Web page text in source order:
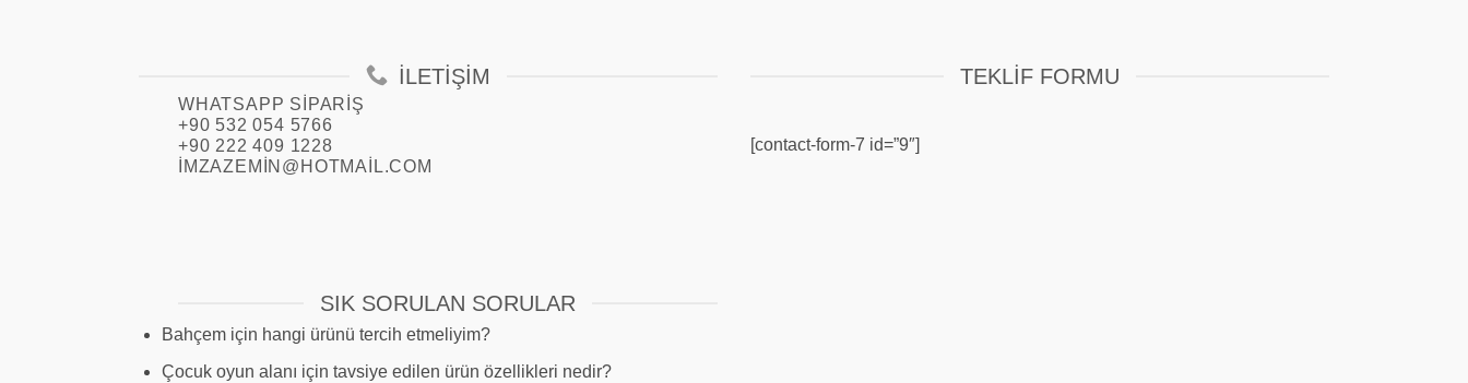
İLETIŞIM
WHATSAPP SIPARIŞ
+90 532 054 5766
+90 222 409 1228
IMZAZEMIN@HOTMAIL.COM
SIK SORULAN SORULAR
Bahçem için hangi ürünü tercih etmeliyim?
Çocuk oyun alanı için tavsiye edilen ürün özellikleri nedir?
TEKLIF FORMU
[contact-form-7 id=”9″]